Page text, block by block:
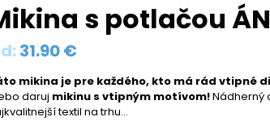
s potlačou
31.90€
mikina je pre každého, kto má rád vtipné
daruj mikinu s vtipným motívom!Nádherný
textil na trhu…